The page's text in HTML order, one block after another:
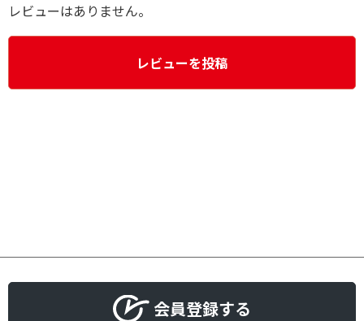
レビューはありません。
レビューを投稿
会員登録する